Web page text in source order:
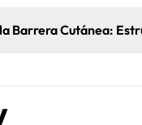
Barrera Cutánea: